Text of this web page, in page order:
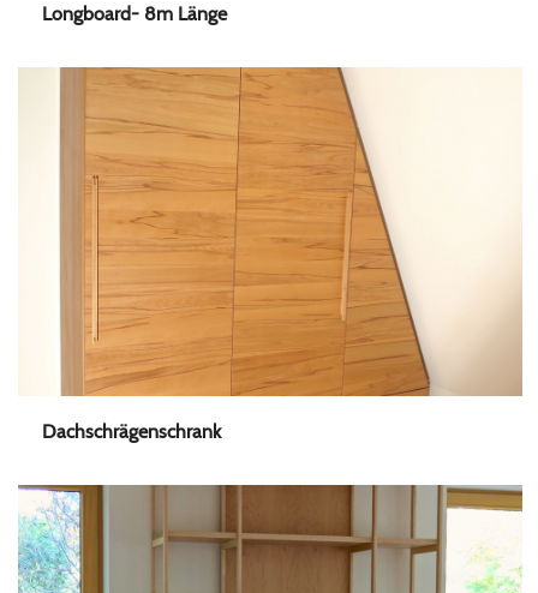
Longboard- 8m Länge
Dachschrägenschrank